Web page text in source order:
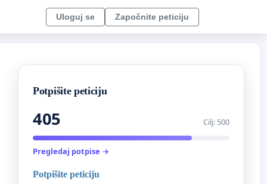
Uloguj se Započnite peticiju
Potpišite peticiju
405 Cilj: 500
Pregledaj potpise →
Potpišite peticiju